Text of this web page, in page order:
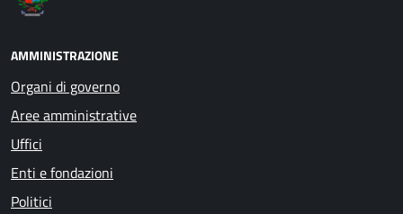
AMMINISTRAZIONE
Organi di governo
Aree amministrative
Uffici
Enti e fondazioni
Politici